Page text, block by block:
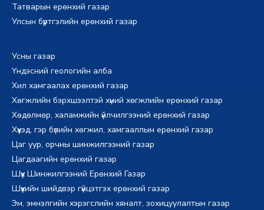
Татварын ерөнхий газар
Улсын бүртгэлийн ерөнхий газар
Усны газар
Үндэсний геологийн алба
Хил хамгаалах ерөнхий газар
Хөгжлийн бэрхшээлтэй хүний хөгжлийн ерөнхий газар
Хөдөлмөр, халамжийн үйлчилгээний ерөнхий газар
Хүүхэд, гэр бүлийн хөгжил, хамгааллын ерөнхий газар
Цаг уур, орчны шинжилгээний газар
Цагдаагийн ерөнхий газар
Шүүх Шинжилгээний Ерөнхий Газар
Шүүхийн шийдвэр гүйцэтгэх ерөнхий газар
Эм, эмнэлгийн хэрэгслийн хяналт, зохицуулалтын газар